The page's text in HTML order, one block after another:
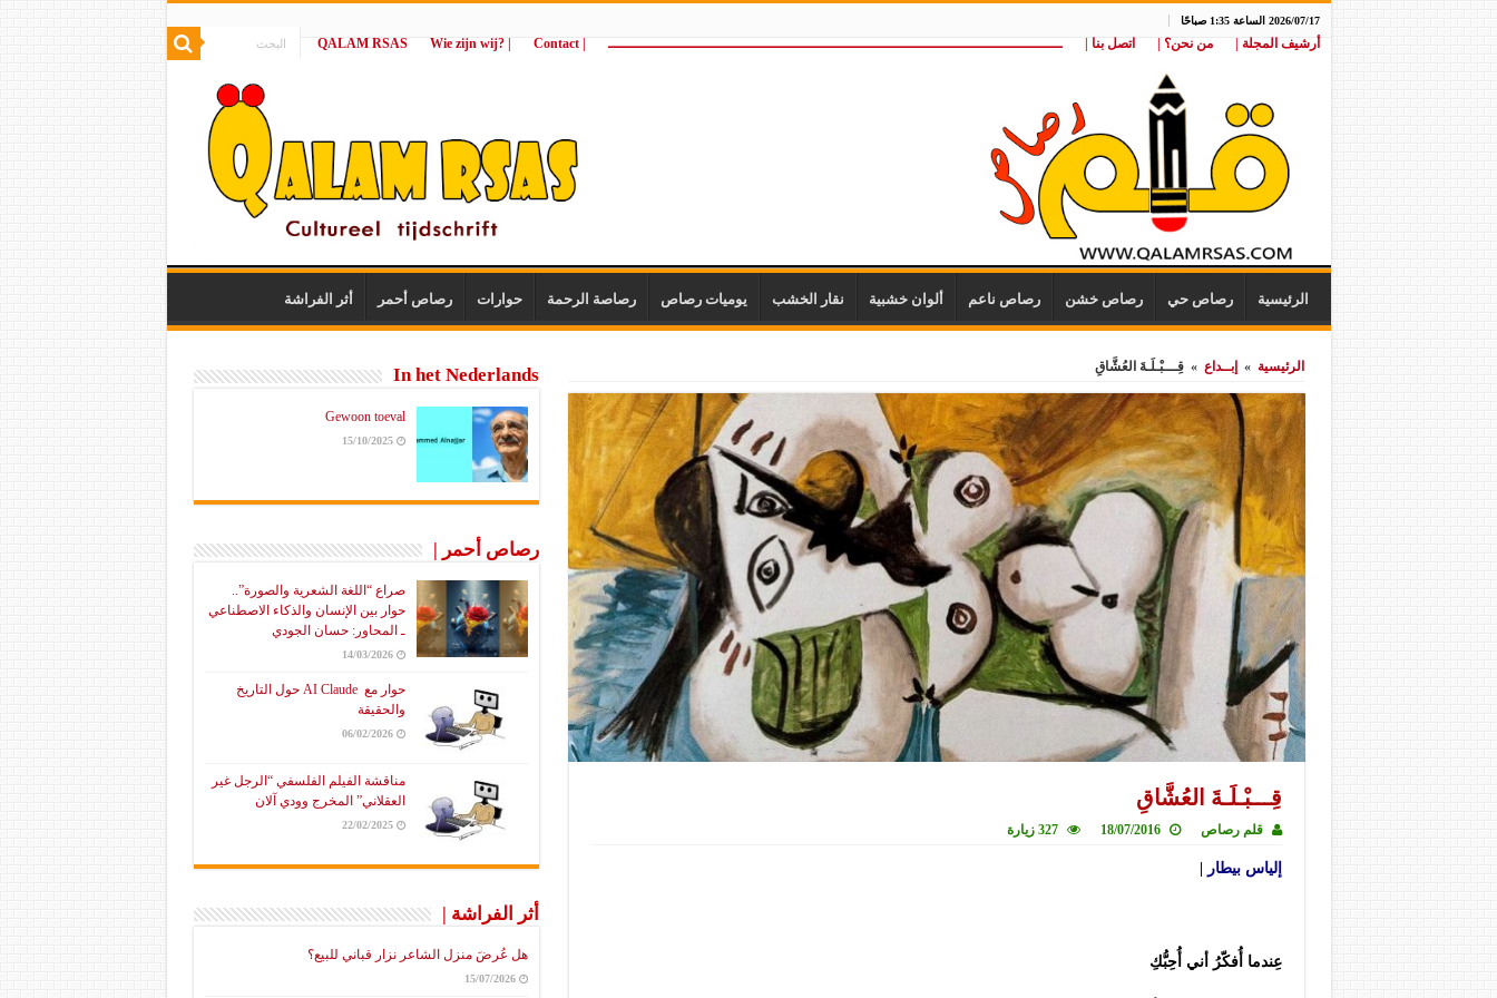
2026/07/17 الساعة 1:35 صباحًا
أرشيف المجلة | من نحن؟ | اتصل بنا | ــــــــــــــــــــــــــــــــــــــــــــــــــــــــــــــــــــــــــــــــــــــــــــــــــــــ | Contact
| ?Wie zijn wij
QALAM RSAS
الرئيسية رصاص حي رصاص خشن رصاص ناعم ألوان خشبية نقار الخشب يوميات رصاص رصاصة الرحمة حوارات رصاص أحمر أثر الفراشة
الرئيسية » إبــداع » قِـــبْـلَـةَ العُشَّاقِ
قِـــبْـلَـةَ العُشَّاقِ
قلم رصاص 18/07/2016 327 زيارة
إلياس بيطار
عِندما أُفكّرُ أني أُحِبُّكِ
In het Nederlands
Gewoon toeval
15/10/2025
رصاص أحمر |
صراع “اللغة الشعرية والصورة”..
حوار بين الإنسان والذكاء الاصطناعي
ـ المحاور: حسان الجودي
14/03/2026
حوار مع AI Claude حول التاريخ
والحقيقة
06/02/2026
مناقشة الفيلم الفلسفي “الرجل غير
العقلاني” المخرج وودي آلان
22/02/2025
أثر الفراشة |
هل عُرضَ منزل الشاعر نزار قباني للبيع؟
15/07/2026